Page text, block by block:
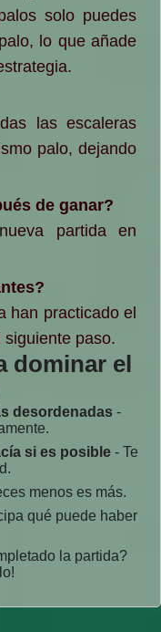
solo puedes
lo que añade
las escaleras
palo, dejando
de ganar?
partida en
han practicado el
paso.
dominar el
desordenadas-
si es posible- Te
menos es más.
qué puede haber
la partida?